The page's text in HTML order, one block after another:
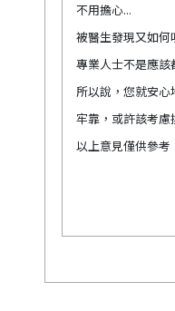
不用擔心...
被醫生發現又如何
專業人士不是應該
所以說，您就安
牢靠，或許該考慮
以上意見僅供參考